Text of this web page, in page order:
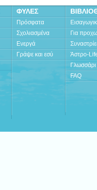
ΦΥΛΕΣ
Πρόσφατα
Σχολιασμένα
Ενεργά
Γράψε και εσύ
Για
Άστρο-
Γλωσσάρι
FAQ